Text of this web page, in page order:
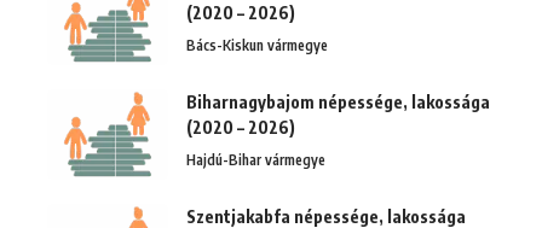
(2020 – 2026)
Bács-Kiskun vármegye
Biharnagybajom népessége, lakossága
(2020 – 2026)
Hajdú-Bihar vármegye
Szentjakabfa népessége, lakossága